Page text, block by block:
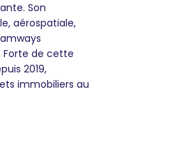
Son
aérospatiale,
Forte de cette
2019,
immobiliers au